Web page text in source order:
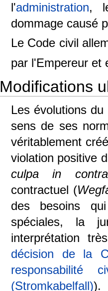
l'administration,
dommage causé
Le Code civil
par l'Empereur et
Modifications
Les évolutions
sens de ses
véritablement
violation positive
culpa in
contractuel (
des besoins
spéciales, la
interprétation
décision de la
responsabilité
(Stromkabelfall)).